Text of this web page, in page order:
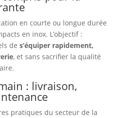
en courte ou longue durée
en inox. L’objectif :
des’équiper rapidement,
, et sans sacrifier la qualité
: livraison,
pratiques du secteur de la